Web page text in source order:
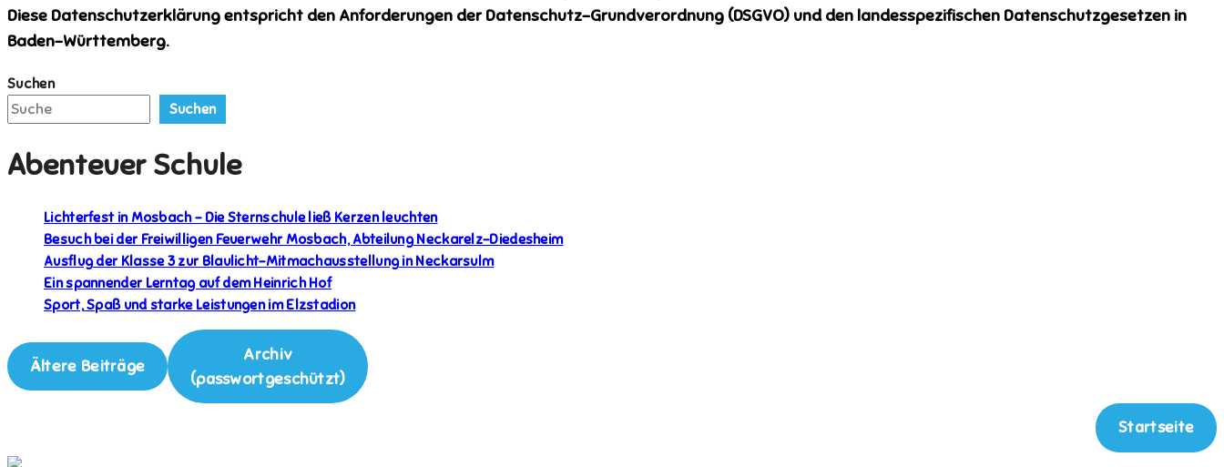
Diese Datenschutzerklärung entspricht den Anforderungen der Datenschutz-Grundverordnung (DSGVO) und den landesspezifischen Datenschutzgesetzen in
Baden-Württemberg.
Suchen
Suchen
Abenteuer Schule
Lichterfest in Mosbach – Die Sternschule ließ Kerzen leuchten
Besuch bei der Freiwilligen Feuerwehr Mosbach, Abteilung Neckarelz-Diedesheim
Ausflug der Klasse 3 zur Blaulicht-Mitmachausstellung in Neckarsulm
Ein spannender Lerntag auf dem Heinrich Hof
Sport, Spaß und starke Leistungen im Elzstadion
Ältere Beiträge
Archiv
(passwortgeschützt)
Startseite